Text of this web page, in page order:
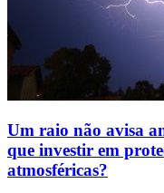
Um raio não avisa
que investir em
atmosféricas?